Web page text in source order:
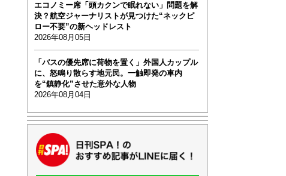
エコノミー席「頭カクンで眠れない」問題を解
決？航空ジャーナリストが見つけた“ネックピ
ロー不要”の新ヘッドレスト
2026年08月05日
「バスの優先席に荷物を置く」外国人カップル
に、怒鳴り散らす地元民。一触即発の車内
を“鎮静化”させた意外な人物
2026年08月04日